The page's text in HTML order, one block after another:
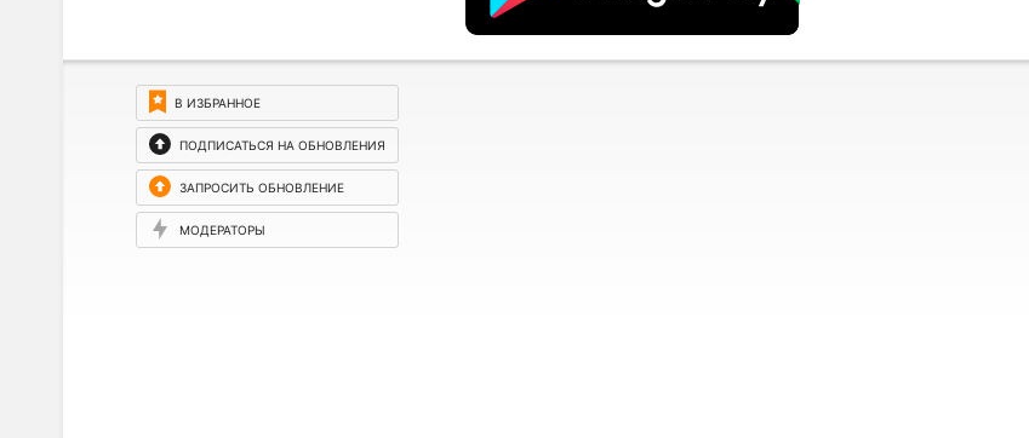
В ИЗБРАННОЕ
ПОДПИСАТЬСЯ НА ОБНОВЛЕНИЯ
ЗАПРОСИТЬ ОБНОВЛЕНИЕ
МОДЕРАТОРЫ